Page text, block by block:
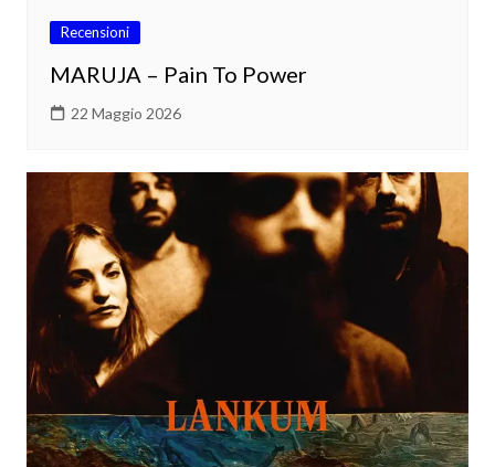
Recensioni
MARUJA – Pain To Power
22 Maggio 2026